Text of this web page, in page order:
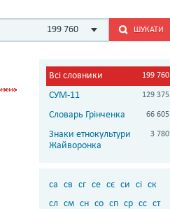
199 760 ШУКАТИ
Всі словники 199 760
СУМ-11 129 375
Словарь Грінченка 66 605
Знаки етнокультури
Жайворонка
3 780
са св сг се сє си сі ск
сл см сн со сп ср сс ст